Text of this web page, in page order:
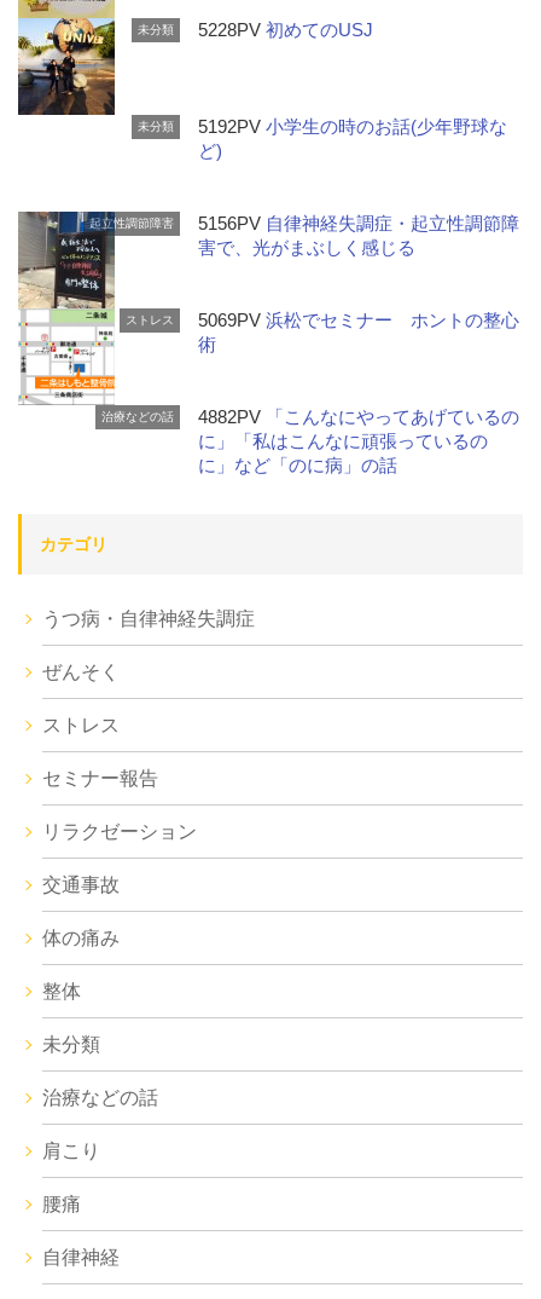
未分類 5228PV初めてのUSJ
未分類 5192PV小学生の時のお話(少年野球な
ど)
起立性調節障害 5156PV 自律神経失調症・起立性調節障
害で、光がまぶしく感じる
ストレス 5069PV浜松でセミナー ホントの整心
術
治療などの話 4882PV
「こんなにやってあげているの
に」「私はこんなに頑張っているの
に」など「のに病」の話
カテゴリ
うつ病・自律神経失調症
ぜんそく
ストレス
セミナー報告
リラクゼーション
交通事故
体の痛み
整体
未分類
治療などの話
肩こり
腰痛
自律神経